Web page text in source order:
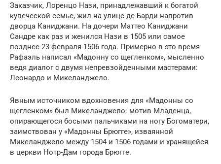
Заказчик, Лоренцо Нази, принадлежавший к богатой
купеческой семье, жил на улице де Барди напротив
дворца Каниджани. На дочери Маттео Каниджани
Сандре как раз и женился Нази в 1505 или самое
позднее 23 февраля 1506 года. Примерно в это время
Рафаэль написал «Мадонну со щегленком», мысленно
ведя диалог с двумя непревзойденными мастерами:
Леонардо и Микеланджело.
Явным источником вдохновения для «Мадонны со
щегленком» был Микеланджело: мотив Младенца,
опирающегося босыми пальчиками на ногу Богоматери,
заимствован у «Мадонны Брюгге», изваянной
Микеланджело между 1504 и 1506 годами и хранящейся
в церкви Нотр-Дам города Брюгге.